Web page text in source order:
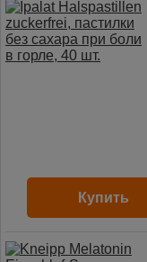
Купить